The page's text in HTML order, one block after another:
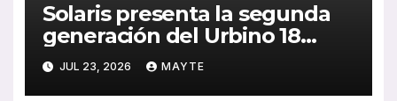
Solaris presenta la segunda
generación del Urbino 18
Hydrogen ante el jurado de
los SBY 2027
JUL 23, 2026 MAYTE